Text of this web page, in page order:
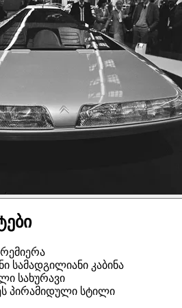
სამადგილიანი კაბინა
სახურავი
პირამიდული სტილი